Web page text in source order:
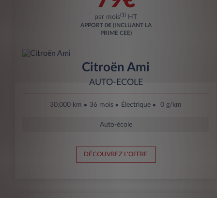
par mois(1) HT
APPORT 0€ (INCLUANT LA
PRIME CEE)
Citroën Ami
AUTO-ECOLE
30.000 km 36 mois Électrique 0 g/km
Auto-école
DÉCOUVREZ L'OFFRE